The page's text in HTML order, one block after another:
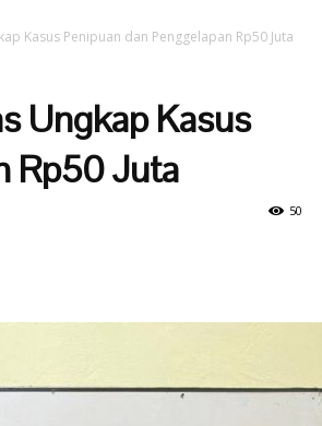
Kasus Penipuan dan Penggelapan Rp50 Juta
Ungkap Kasus
Rp50 Juta
50